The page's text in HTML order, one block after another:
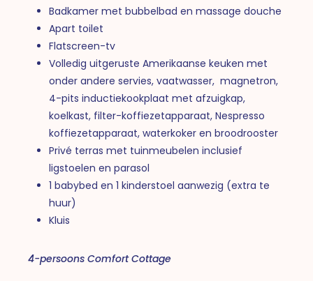
Badkamer met bubbelbad en massage douche
Apart toilet
Flatscreen-tv
Volledig uitgeruste Amerikaanse keuken met
onder andere servies, vaatwasser, magnetron,
4-pits inductiekookplaat met afzuigkap,
koelkast, filter-koffiezetapparaat, Nespresso
koffiezetapparaat, waterkoker en broodrooster
Privé terras met tuinmeubelen inclusief
ligstoelen en parasol
1 babybed en 1 kinderstoel aanwezig (extra te
huur)
Kluis
4-persoons Comfort Cottage